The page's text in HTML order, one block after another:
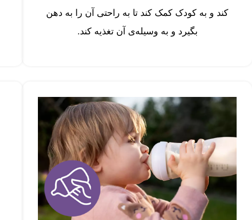
کند و به کودک کمک کند تا به راحتی آن را به دهن
بگیرد و به وسیله‌ی آن تغذیه کند.